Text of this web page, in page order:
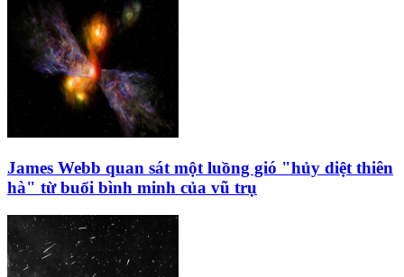
James Webb quan sát một luồng gió "hủy diệt thiên
hà" từ buổi bình minh của vũ trụ